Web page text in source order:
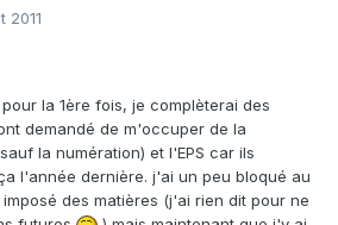
2011
la 1ère fois, je complèterai des
demandé de m'occuper de la
la numération) et l'EPS car ils
l'année dernière. j'ai un peu bloqué au
des matières (j'ai rien dit pour ne